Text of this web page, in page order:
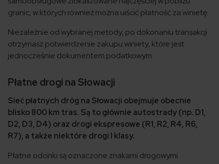
granic, w których również można uiścić płatność za winietę.
Niezależnie od wybranej metody, po dokonaniu transakcji
otrzymasz potwierdzenie zakupu winiety, które jest
jednocześnie dokumentem podatkowym.
Płatne drogi na Słowacji
Sieć płatnych dróg na Słowacji obejmuje obecnie
blisko 800 km tras. Są to głównie autostrady (np. D1,
D2, D3, D4) oraz drogi ekspresowe (R1, R2, R4, R6,
R7), a także niektóre drogi I klasy.
Płatne odcinki są oznaczone znakami drogowymi